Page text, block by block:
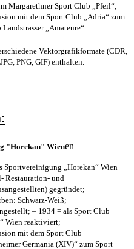
Margarethner Sport Club „Pfeil“;
mit dem Sport Club „Adria“ zum
„Amateure“
Vektorgrafikformate (CDR,
PNG, GIF) enthalten.
"Horekan" Wienen
Sportvereinigung „Horekan“ Wien
Restauration- und
gegründet;
Schwarz-Weiß;
– 1934 = als Sport Club
Wien reaktiviert;
mit dem Sport Club
Germania (XIV)“ zum Sport